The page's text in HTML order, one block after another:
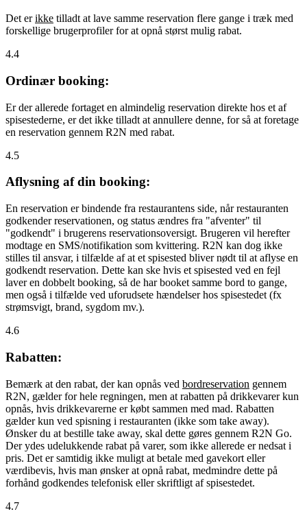
Det erikke tilladt at lave samme reservation flere gange i træk med
forskellige brugerprofiler for at opnå størst mulig rabat.
4.4
Ordinær booking:
Er der allerede fortaget en almindelig reservation direkte hos et af
spisestederne, er det ikke tilladt at annullere denne, for så at foretage
en reservation gennem R2N med rabat.
4.5
Aflysning af din booking:
En reservation er bindende fra restaurantens side, når restauranten
godkender reservationen, og status ændres fra "afventer" til
"godkendt" i brugerens reservationsoversigt. Brugeren vil herefter
modtage en SMS/notifikation som kvittering. R2N kan dog ikke
stilles til ansvar, i tilfælde af at et spisested bliver nødt til at aflyse en
godkendt reservation. Dette kan ske hvis et spisested ved en fejl
laver en dobbelt booking, så de har booket samme bord to gange,
men også i tilfælde ved uforudsete hændelser hos spisestedet (fx
strømsvigt, brand, sygdom mv.).
4.6
Rabatten:
Bemærk at den rabat, der kan opnås ved bordreservation gennem
R2N, gælder for hele regningen, men at rabatten på drikkevarer kun
opnås, hvis drikkevarerne er købt sammen med mad. Rabatten
gælder kun ved spisning i restauranten (ikke som take away).
Ønsker du at bestille take away, skal dette gøres gennem R2N Go.
Der ydes udelukkende rabat på varer, som ikke allerede er nedsat i
pris. Det er samtidig ikke muligt at betale med gavekort eller
værdibevis, hvis man ønsker at opnå rabat, medmindre dette på
forhånd godkendes telefonisk eller skriftligt af spisestedet.
4.7